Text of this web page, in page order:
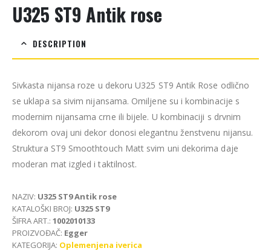
U325 ST9 Antik rose
DESCRIPTION
Sivkasta nijansa roze u dekoru U325 ST9 Antik Rose odlično
se uklapa sa sivim nijansama. Omiljene su i kombinacije s
modernim nijansama crne ili bijele. U kombinaciji s drvnim
dekorom ovaj uni dekor donosi elegantnu ženstvenu nijansu.
Struktura ST9 Smoothtouch Matt svim uni dekorima daje
moderan mat izgled i taktilnost.
NAZIV: U325 ST9 Antik rose
KATALOŠKI BROJ: U325 ST9
ŠIFRA ART.: 1002010133
PROIZVOĐAČ: Egger
KATEGORIJA: Oplemenjena iverica